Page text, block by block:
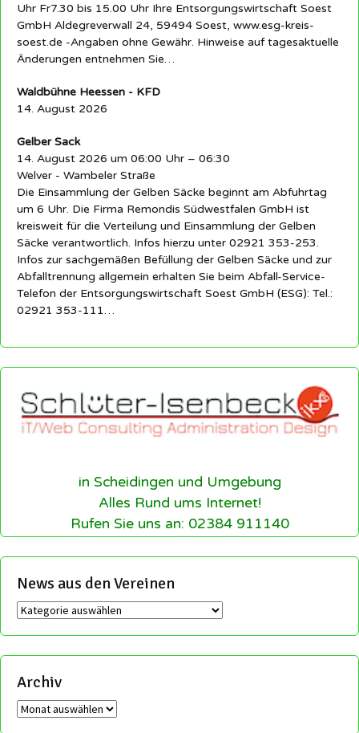
Uhr Fr7.30 bis 15.00 Uhr Ihre Entsorgungswirtschaft Soest
GmbH Aldegreverwall 24, 59494 Soest, www.esg-kreis-
soest.de -Angaben ohne Gewähr. Hinweise auf tagesaktuelle
Änderungen entnehmen Sie…
Waldbühne Heessen - KFD
14. August 2026
Gelber Sack
14. August 2026 um 06:00 Uhr – 06:30
Welver - Wambeler Straße
Die Einsammlung der Gelben Säcke beginnt am Abfuhrtag
um 6 Uhr. Die Firma Remondis Südwestfalen GmbH ist
kreisweit für die Verteilung und Einsammlung der Gelben
Säcke verantwortlich. Infos hierzu unter 02921 353-253.
Infos zur sachgemäßen Befüllung der Gelben Säcke und zur
Abfalltrennung allgemein erhalten Sie beim Abfall-Service-
Telefon der Entsorgungswirtschaft Soest GmbH (ESG): Tel.:
02921 353-111…
in Scheidingen und Umgebung
Alles Rund ums Internet!
Rufen Sie uns an: 02384 911140
News aus den Vereinen
News
Vereinen
Archiv
Archiv